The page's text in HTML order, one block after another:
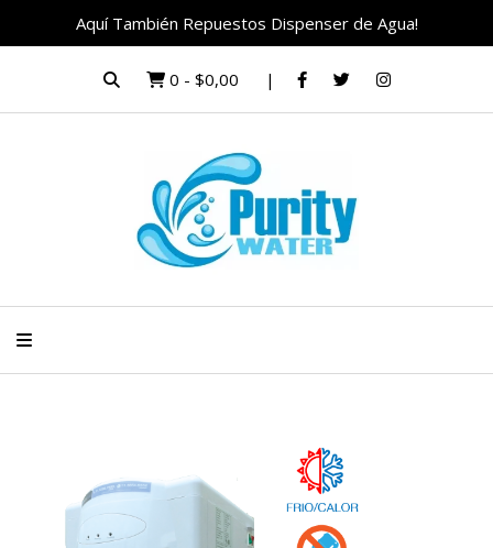
Aquí También Repuestos Dispenser de Agua!
0 - $0,00